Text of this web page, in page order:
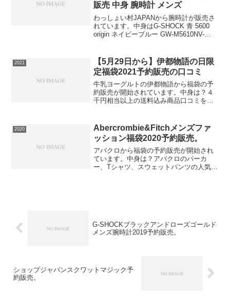
販売 中身 腕時計 メンズ
わっしょい村JAPANから腕時計が販売さ
れています。中身はG-SHOCK 青 5600
origin ネイビーブルー GW-M5610NV-
チラこの腕時計は送...
2021
【5月29日から】伊都物語の日限
定福袋2021予約販売の口コミ
牛乳ヨーグルトの伊都物語から福袋の予
約販売が開始されています。中身は？４
千円相当以上の送料込み商品口コミを見
裕があります。お気に入りの飲むヨーグ
ルトの他に、ミルクジャム...
2020
Abercrombie&Fitchメンズファ
ッション福袋2020予約販売。
アバクロから福袋の予約販売が開始され
ています。中身は？アバクロのパーカ
ー、Tシャツ、スウェットパンツの人気ア
G-SHOCKブラックアンドローズゴールド
メンズ腕時計2019予約販売。
ショップジャパンスクワットマジック予
約販売。